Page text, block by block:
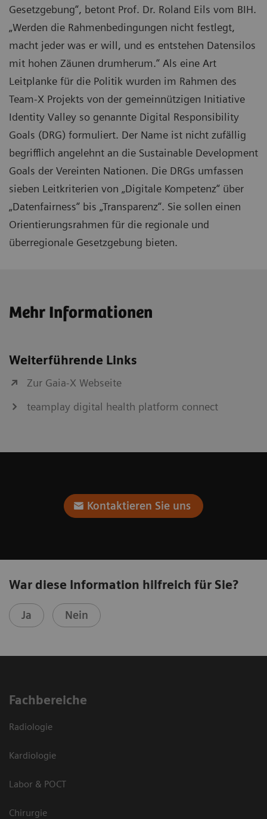
Gesetzgebung“, betont Prof. Dr. Roland Eils vom BIH.
„Werden die Rahmenbedingungen nicht festlegt,
macht jeder was er will, und es entstehen Datensilos
mit hohen Zäunen drumherum.“ Als eine Art
Leitplanke für die Politik wurden im Rahmen des
Team-X Projekts von der gemeinnützigen Initiative
Identity Valley so genannte Digital Responsibility
Goals (DRG) formuliert. Der Name ist nicht zufällig
begrifflich angelehnt an die Sustainable Development
Goals der Vereinten Nationen. Die DRGs umfassen
sieben Leitkriterien von „Digitale Kompetenz“ über
„Datenfairness“ bis „Transparenz“. Sie sollen einen
Orientierungsrahmen für die regionale und
überregionale Gesetzgebung bieten.
Mehr Informationen
Weiterführende Links
Zur Gaia-X Webseite
teamplay digital health platform connect
Kontaktieren Sie uns
War diese Information hilfreich für Sie?
Ja Nein
Fachbereiche
Radiologie
Kardiologie
Labor & POCT
Chirurgie